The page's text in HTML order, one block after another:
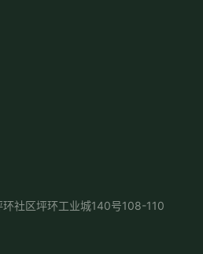
社区坪环工业城140号108-110